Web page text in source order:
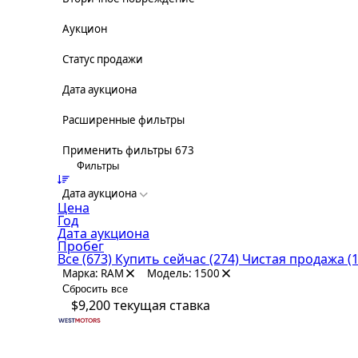
Аукцион
Статус продажи
Дата аукциона
Расширенные фильтры
Применить фильтры 673
Фильтры
Дата аукциона
Цена
Год
Дата аукциона
Пробег
Все(673) Купить сейчас (274) Чистая продажа
Марка: RAM Модель: 1500
Сбросить все
$9,200текущая ставка